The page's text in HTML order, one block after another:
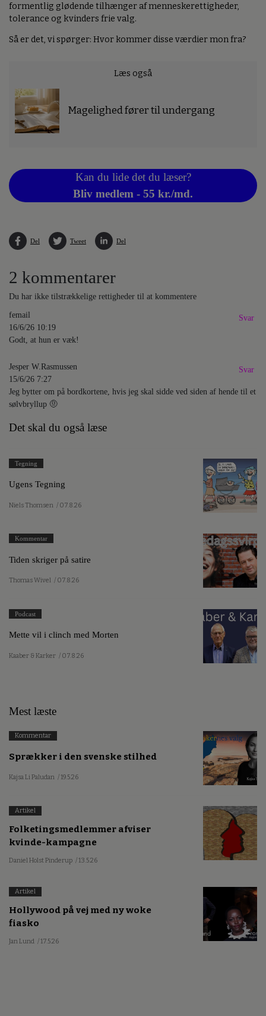
formentlig glødende tilhænger af menneskerettigheder,
tolerance og kvinders frie valg.
Så er det, vi spørger: Hvor kommer disse værdier mon fra?
Læs også
Magelighed fører til undergang
Kan du lide det du læser?
Bliv medlem - 55 kr./md.
Del Tweet Del
2 kommentarer
Du har ikke tilstrækkelige rettigheder til at kommentere
femail
16/6/26 10:19
Godt, at hun er væk!
Svar
Jesper W.Rasmussen
15/6/26 7:27
Jeg bytter om på bordkortene, hvis jeg skal sidde ved siden af hende til et
sølvbryllup 🤨
Svar
Det skal du også læse
Tegning
Ugens Tegning
Niels Thomsen / 07.8.26
Kommentar
Tiden skriger på satire
Thomas Wivel / 07.8.26
Podcast
Mette vil i clinch med Morten
Kaaber & Karker / 07.8.26
Mest læste
Kommentar
Sprækker i den svenske stilhed
Kajsa Li Paludan / 19.5.26
Artikel
Folketingsmedlemmer afviser
kvinde-kampagne
Daniel Holst Pinderup / 13.5.26
Artikel
Hollywood på vej med ny woke
fiasko
Jan Lund / 17.5.26